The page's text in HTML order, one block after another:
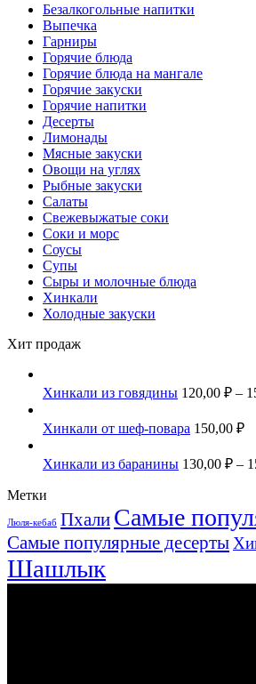
Безалкогольные напитки
Выпечка
Гарниры
Горячие блюда
Горячие блюда на мангале
Горячие закуски
Горячие напитки
Десерты
Лимонады
Мясные закуски
Овощи на углях
Рыбные закуски
Салаты
Свежевыжатые соки
Соки и морс
Соусы
Супы
Сыры и молочные блюда
Хинкали
Холодные закуски
Хит продаж
Хинкали из говядины 120,00 ₽ –
Хинкали от шеф-повара 150,00 ₽
Хинкали из баранины 130,00 ₽ –
Метки
Люля-кебаб Пхали Самые
Самые популярные десерты
Шашлык